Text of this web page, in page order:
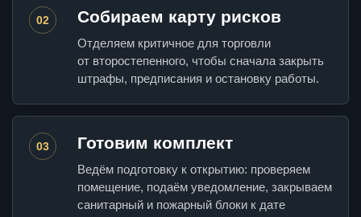
02 Собираем карту рисков
Отделяем критичное для торговли
от второстепенного, чтобы сначала закрыть
штрафы, предписания и остановку работы.
03 Готовим комплект
Ведём подготовку к открытию: проверяем
помещение, подаём уведомление, закрываем
санитарный и пожарный блоки к дате